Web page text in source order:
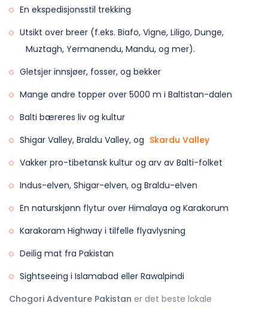
estimert 4998m (16,400 ′), nesten fem tusen meter
over havet. Ved K2 Base Camp er Gilkey Memorial
en 10-15 minutters vandring opp fjellet. Vi kan finne
besteg fjellene i Karakoram. Vi vil ha muligheter til å
møte klatrere ved Broad Peak og K2 Base Camp
bare når vi er der i juli og august. Etter å ha hedret
tilbakevandringen til Concordia via samme rute og
overnatte i leir ved Concordia.
Overnatting: telt på delt basis.
Måltider: Frokost, lunsj og middag inkludert.
En ekspedisjonsstil trekking
Utsikt over breer (f.eks. Biafo, Vigne, Liligo, Dunge,
Muztagh, Yermanendu, Mandu, og mer).
Gletsjer innsjøer, fosser, og bekker
Mange andre topper over 5000 m i Baltistan-dalen
Balti bæreres liv og kultur
Shigar Valley, Braldu Valley, og Skardu Valley
Vakker pro-tibetansk kultur og arv av Balti-folket
Indus-elven, Shigar-elven, og Braldu-elven
En naturskjønn flytur over Himalaya og Karakorum
Karakoram Highway i tilfelle flyavlysning
Deilig mat fra Pakistan
Sightseeing i Islamabad eller Rawalpindi
Chogori Adventure Pakistan er det beste lokale